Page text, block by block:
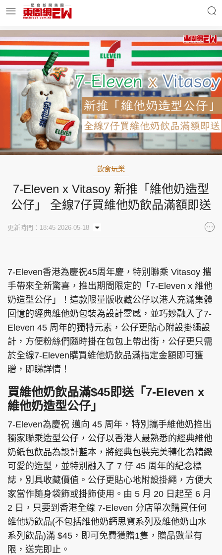
明星名人 時事財經
東周Ladies 優享生活
東周食玩通 會員活動
玄學靈異 東周專欄
東周刊 cazbuyer 東Touch
PCM 電腦廣場 星島頭條 星島日報
頭條日報 星島環球 The Standard
親子王 Oh!爸媽 JobMarket
頭條搵工 EDUPLUS
關於我們
聯絡我們
使用條款
飲食玩樂
7-Eleven x Vitasoy 新推「維他奶造型
公仔」 全線7仔買維他奶飲品滿額即送
更新時間：18:45 2026-05-18
7-Eleven香港為慶祝45周年慶，特別聯乘 Vitasoy 攜
手帶來全新驚喜，推出期間限定的「7-Eleven x 維他
奶造型公仔」！這款限量版收藏公仔以港人充滿集體
回憶的經典維他奶包裝為設計靈感，並巧妙融入了7-
Eleven 45 周年的獨特元素，公仔更貼心附設掛繩設
計，方便粉絲們隨時掛在包包上帶出街，公仔更只需
於全線7-Eleven購買維他奶飲品滿指定金額即可獲
贈，即睇詳情！
買維他奶飲品滿$45即送「7-Eleven x
維他奶造型公仔」
7-Eleven為慶祝 邁向 45 周年，特別攜手維他奶推出
獨家聯乘造型公仔，公仔以香港人最熟悉的經典維他
奶紙包飲品為設計藍本，將經典包裝完美轉化為精緻
可愛的造型，並特別融入了 7 仔 45 周年的紀念標
誌，別具收藏價值。公仔更貼心地附設掛繩，方便大
家當作隨身袋飾或掛飾使用。由 5 月 20 日起至 6 月
2 日，只要到香港全線 7-Eleven 分店單次購買任何
維他奶飲品(不包括維他奶鈣思寶系列及維他奶山水
系列飲品)滿 $45，即可免費獲贈1隻，贈品數量有
限，送完即止。